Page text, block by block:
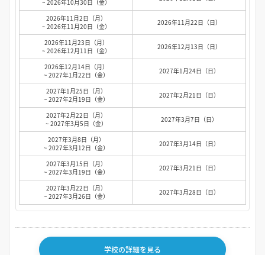
~ 2026年10月30日（金）
2026年11月2日（月）
~ 2026年11月20日（金）
2026年11月22日（日）
2026年11月23日（月）
~ 2026年12月11日（金）
2026年12月13日（日）
2026年12月14日（月）
~ 2027年1月22日（金）
2027年1月24日（日）
2027年1月25日（月）
~ 2027年2月19日（金）
2027年2月21日（日）
2027年2月22日（月）
~ 2027年3月5日（金）
2027年3月7日（日）
2027年3月8日（月）
~ 2027年3月12日（金）
2027年3月14日（日）
2027年3月15日（月）
~ 2027年3月19日（金）
2027年3月21日（日）
2027年3月22日（月）
~ 2027年3月26日（金）
2027年3月28日（日）
学校の詳細を見る